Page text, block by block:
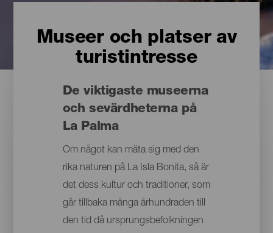
Museer och platser av
turistintresse
De viktigaste museerna
och sevärdheterna på
La Palma
Om något kan mäta sig med den
rika naturen på La Isla Bonita, så är
det dess kultur och traditioner, som
går tillbaka många århundraden till
den tid då ursprungsbefolkningen